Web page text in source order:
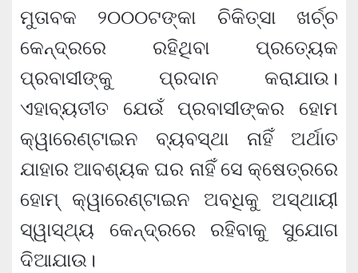
ମୁତାବକ ୨୦୦୦ଟଙ୍କା ଚିକିତ୍ସା ଖର୍ଚ୍ଚ
କେନ୍ଦ୍ରରେ ରହିଥିବା ପ୍ରତ୍ୟେକ
ପ୍ରବାସୀଙ୍କୁ ପ୍ରଦାନ କରାଯାଉ।
ଏହାବ୍ୟତୀତ ଯେଉଁ ପ୍ରବାସୀଙ୍କର ହୋମ
କ୍ୱାରେଣ୍ଟାଇନ ବ୍ୟବସ୍ଥା ନାହିଁ ଅର୍ଥାତ
ଯାହାର ଆବଶ୍ୟକ ଘର ନାହିଁ ସେ କ୍ଷେତ୍ରରେ
ହୋମ୍ କ୍ୱାରେଣ୍ଟାଇନ ଅବଧିକୁ ଅସ୍ଥାୟୀ
ସ୍ୱାସ୍ଥ୍ୟ କେନ୍ଦ୍ରରେ ରହିବାକୁ ସୁଯୋଗ
ଦିଆଯାଉ।